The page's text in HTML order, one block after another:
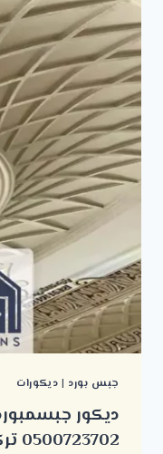
مقاول
دهانات
الرياض
–
دهانات
داخلية
وخارجية
–
دهان
ممتاز
بالرياض
–
عامل
دهان
الرياض
جبس بورد | ديكورات
ديكور